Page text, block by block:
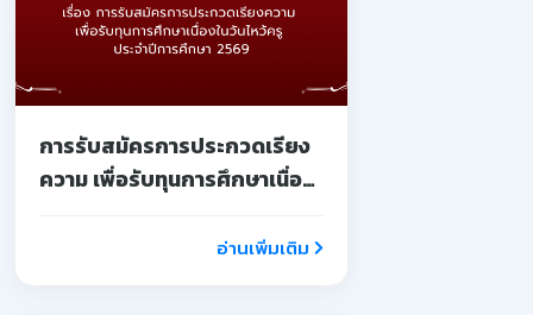
การรับสมัครการประกวดเรียง
ความ เพื่อรับทุนการศึกษาเนื่อง
อ่านเพิ่มเติม